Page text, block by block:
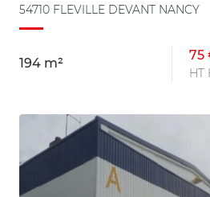
54710 FLEVILLE DEVANT NANCY
194 m²
75
HT